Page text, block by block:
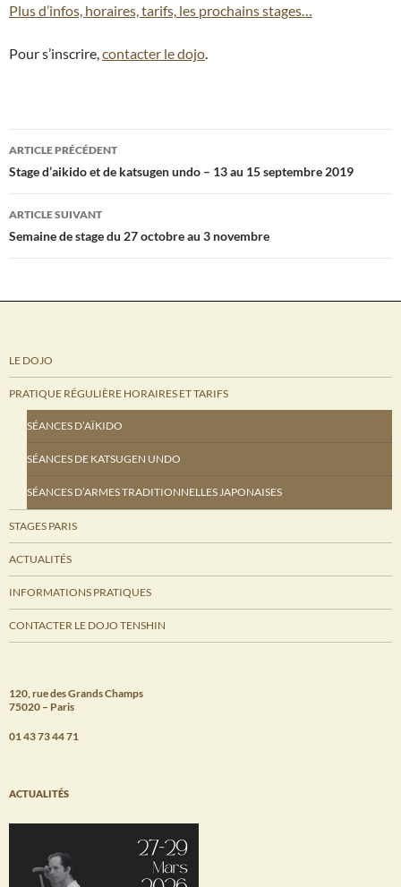
Plus d’infos, horaires, tarifs, les prochains stages…
Pour s’inscrire,contacter le dojo.
Navigation
des
articles
ARTICLE PRÉCÉDENT
Stage d’aikido et de katsugen undo – 13 au 15 septembre 2019
ARTICLE SUIVANT
Semaine de stage du 27 octobre au 3 novembre
LE DOJO
PRATIQUE RÉGULIÈRE HORAIRES ET TARIFS
SÉANCES D’AÏKIDO
SÉANCES DE KATSUGEN UNDO
SÉANCES D’ARMES TRADITIONNELLES JAPONAISES
STAGES PARIS
ACTUALITÉS
INFORMATIONS PRATIQUES
CONTACTER LE DOJO TENSHIN
120, rue des Grands Champs
75020 – Paris
01 43 73 44 71
ACTUALITÉS